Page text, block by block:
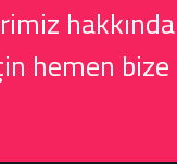
hakkında
hemen bize